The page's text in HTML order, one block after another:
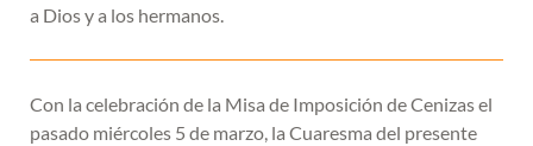
a Dios y a los hermanos.
Con la celebración de la Misa de Imposición de Cenizas el
pasado miércoles 5 de marzo, la Cuaresma del presente